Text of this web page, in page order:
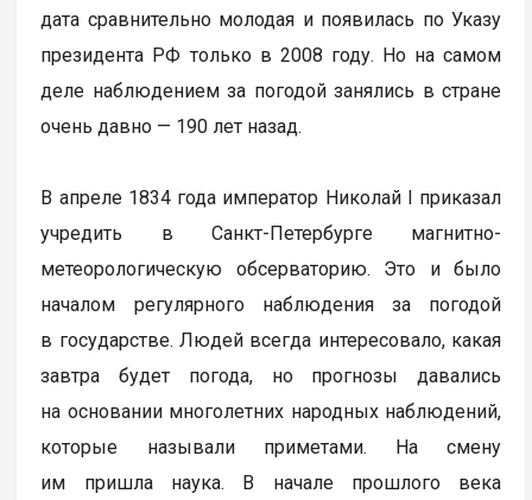
дата сравнительно молодая и появилась по Указу
президента РФ только в 2008 году. Но на самом
деле наблюдением за погодой занялись в стране
очень давно — 190 лет назад.
В апреле 1834 года император Николай I приказал
учредить в Санкт-Петербурге магнитно-
метеорологическую обсерваторию. Это и было
началом регулярного наблюдения за погодой
в государстве. Людей всегда интересовало, какая
завтра будет погода, но прогнозы давались
на основании многолетних народных наблюдений,
которые называли приметами. На смену
им пришла наука. В начале прошлого века